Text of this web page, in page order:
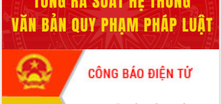
Đắk Lắk ký kết thỏa thuận hợp tác về
chuyển đổi số giai đoạn 2026 – 2030
với Tập đoàn Bưu chính Viễn thông
Việt Nam
Thứ trưởng Bộ Y tế làm việc với tỉnh
Đắk Lắk về phát triển nhân lực y tế
cho trạm y tế cấp xã
Du lịch Đắk Lắk nâng tầm trải nghiệm
du khách thông qua Hệ thống cơ sở dữ
liệu và Bản đồ số